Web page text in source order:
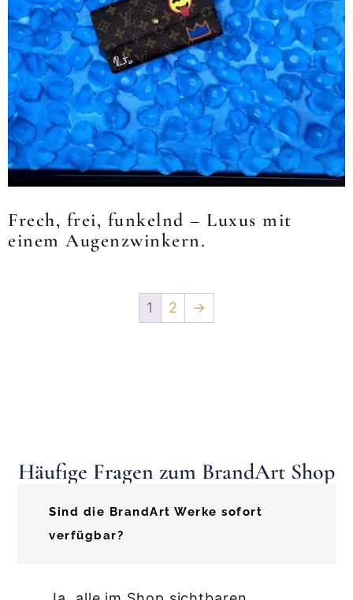
Frech, frei, funkelnd – Luxus mit
einem Augenzwinkern.
1 2 →
Häufige Fragen zum BrandArt Shop
Sind die BrandArt Werke sofort
verfügbar?